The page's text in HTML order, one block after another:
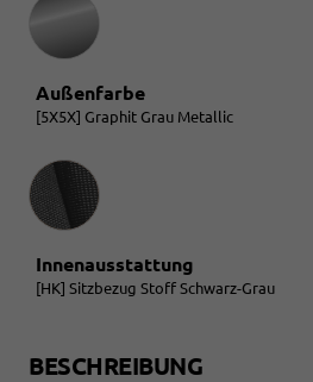
Außenfarbe
[5X5X] Graphit Grau Metallic
Innenausstattung
Innenausstattung
[HK] Sitzbezug Stoff Schwarz-Grau
BESCHREIBUNG